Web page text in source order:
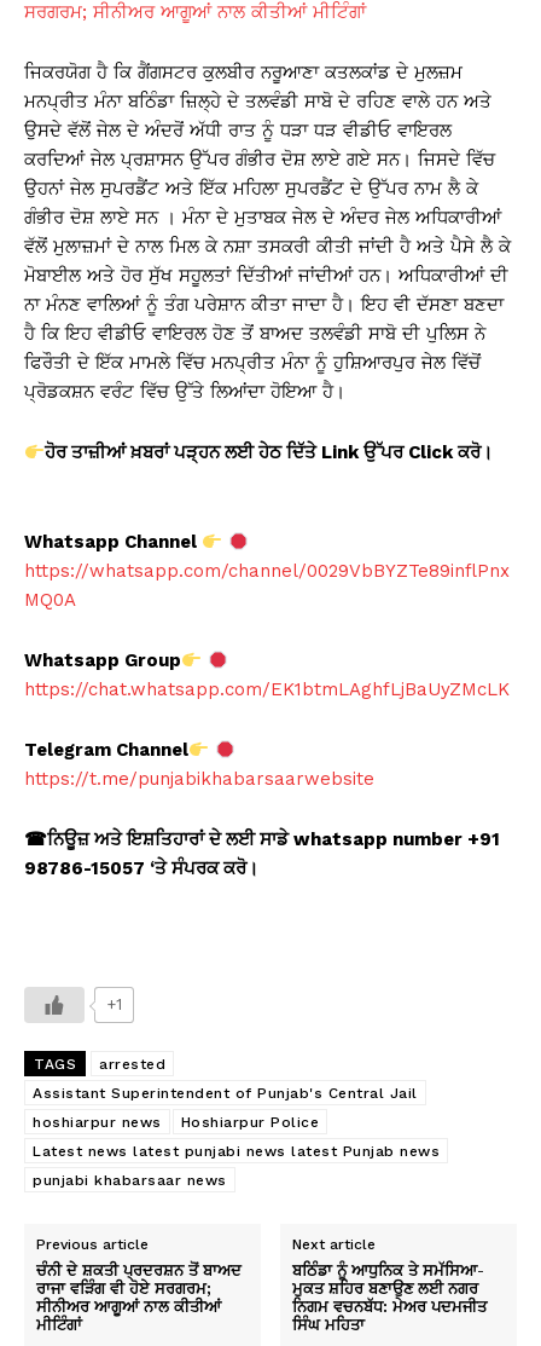
ਸਰਗਰਮ; ਸੀਨੀਅਰ ਆਗੂਆਂ ਨਾਲ ਕੀਤੀਆਂ ਮੀਟਿੰਗਾਂ
ਜਿਕਰਯੋਗ ਹੈ ਕਿ ਗੈਂਗਸਟਰ ਕੁਲਬੀਰ ਨਰੂਆਣਾ ਕਤਲਕਾਂਡ ਦੇ ਮੁਲਜ਼ਮ
ਮਨਪ੍ਰੀਤ ਮੰਨਾ ਬਠਿੰਡਾ ਜ਼ਿਲ੍ਹੇ ਦੇ ਤਲਵੰਡੀ ਸਾਬੋ ਦੇ ਰਹਿਣ ਵਾਲੇ ਹਨ ਅਤੇ
ਉਸਦੇ ਵੱਲੋਂ ਜੇਲ ਦੇ ਅੰਦਰੋਂ ਅੱਧੀ ਰਾਤ ਨੂੰ ਧੜਾ ਧੜ ਵੀਡੀਓ ਵਾਇਰਲ
ਕਰਦਿਆਂ ਜੇਲ ਪ੍ਰਸ਼ਾਸਨ ਉੱਪਰ ਗੰਭੀਰ ਦੋਸ਼ ਲਾਏ ਗਏ ਸਨ। ਜਿਸਦੇ ਵਿੱਚ
ਉਹਨਾਂ ਜੇਲ ਸੁਪਰਡੈਂਟ ਅਤੇ ਇੱਕ ਮਹਿਲਾ ਸੁਪਰਡੈਂਟ ਦੇ ਉੱਪਰ ਨਾਮ ਲੈ ਕੇ
ਗੰਭੀਰ ਦੋਸ਼ ਲਾਏ ਸਨ । ਮੰਨਾ ਦੇ ਮੁਤਾਬਕ ਜੇਲ ਦੇ ਅੰਦਰ ਜੇਲ ਅਧਿਕਾਰੀਆਂ
ਵੱਲੋਂ ਮੁਲਾਜ਼ਮਾਂ ਦੇ ਨਾਲ ਮਿਲ ਕੇ ਨਸ਼ਾ ਤਸਕਰੀ ਕੀਤੀ ਜਾਂਦੀ ਹੈ ਅਤੇ ਪੈਸੇ ਲੈ ਕੇ
ਮੋਬਾਈਲ ਅਤੇ ਹੋਰ ਸੁੱਖ ਸਹੂਲਤਾਂ ਦਿੱਤੀਆਂ ਜਾਂਦੀਆਂ ਹਨ। ਅਧਿਕਾਰੀਆਂ ਦੀ
ਨਾ ਮੰਨਣ ਵਾਲਿਆਂ ਨੂੰ ਤੰਗ ਪਰੇਸ਼ਾਨ ਕੀਤਾ ਜਾਦਾ ਹੈ। ਇਹ ਵੀ ਦੱਸਣਾ ਬਣਦਾ
ਹੈ ਕਿ ਇਹ ਵੀਡੀਓ ਵਾਇਰਲ ਹੋਣ ਤੋਂ ਬਾਅਦ ਤਲਵੰਡੀ ਸਾਬੋ ਦੀ ਪੁਲਿਸ ਨੇ
ਫਿਰੌਤੀ ਦੇ ਇੱਕ ਮਾਮਲੇ ਵਿੱਚ ਮਨਪ੍ਰੀਤ ਮੰਨਾ ਨੂੰ ਹੁਸ਼ਿਆਰਪੁਰ ਜੇਲ ਵਿੱਚੋਂ
ਪ੍ਰੋਡਕਸ਼ਨ ਵਰੰਟ ਵਿੱਚ ਉੱਤੇ ਲਿਆਂਦਾ ਹੋਇਆ ਹੈ।
ਹੋਰ ਤਾਜ਼ੀਆਂ ਖ਼ਬਰਾਂ ਪੜ੍ਹਨ ਲਈ ਹੇਠ ਦਿੱਤੇ Linkਉੱਪਰ Clickਕਰੋ।
Whatsapp Channel
https://whatsapp.com/channel/0029VbBYZTe89inflPnx
MQ0A
Whatsapp Group
https://chat.whatsapp.com/EK1btmLAghfLjBaUyZMcLK
Telegram Channel
https://t.me/punjabikhabarsaarwebsite
☎ਨਿਊਜ਼ ਅਤੇ ਇਸ਼ਤਿਹਾਰਾਂ ਦੇ ਲਈ ਸਾਡੇ whatsapp number +91
98786-15057 ‘ਤੇ ਸੰਪਰਕ ਕਰੋ।
+1
TAGS
arrested
Assistant Superintendent of Punjab's Central Jail
hoshiarpur news
Hoshiarpur Police
Latest news latest punjabi news latest Punjab news
punjabi khabarsaar news
Previous article
ਚੰਨੀ ਦੇ ਸ਼ਕਤੀ ਪ੍ਰਦਰਸ਼ਨ ਤੋਂ ਬਾਅਦ
ਰਾਜਾ ਵੜਿੰਗ ਵੀ ਹੋਏ ਸਰਗਰਮ;
ਸੀਨੀਅਰ ਆਗੂਆਂ ਨਾਲ ਕੀਤੀਆਂ
ਮੀਟਿੰਗਾਂ
Next article
ਬਠਿੰਡਾ ਨੂੰ ਆਧੁਨਿਕ ਤੇ ਸਮੱਸਿਆ-
ਮੁਕਤ ਸ਼ਹਿਰ ਬਣਾਉਣ ਲਈ ਨਗਰ
ਨਿਗਮ ਵਚਨਬੱਧ: ਮੇਅਰ ਪਦਮਜੀਤ
ਸਿੰਘ ਮਹਿਤਾ